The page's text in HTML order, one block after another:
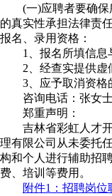
(一)应聘者要确保
的真实性承担法律责
报名、录用资格：
1、报名所填信息
2、经查实提供虚
3、应予取消资格
咨询电话：张女士
郑重声明：
吉林省彩虹人才开
理有限公司从未委托
构和个人进行辅助招
费、培训等费用。
附件1：招聘岗